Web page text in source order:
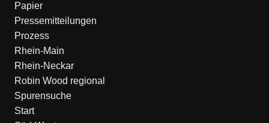
Papier
Pressemitteilungen
Prozess
Rhein-Main
Rhein-Neckar
Robin Wood regional
Spurensuche
Start